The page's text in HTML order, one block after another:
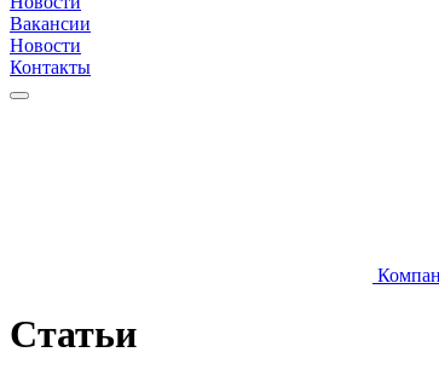
Вакансии
Новости
Контакты
Статьи